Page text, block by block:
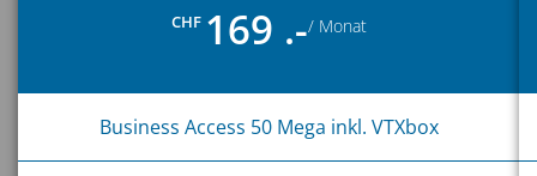
CHF 169 .-/ Monat
Business Access 50 Mega inkl. VTXbox